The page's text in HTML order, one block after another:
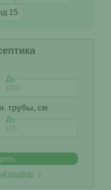
15
До
трубы, см
До
подбор